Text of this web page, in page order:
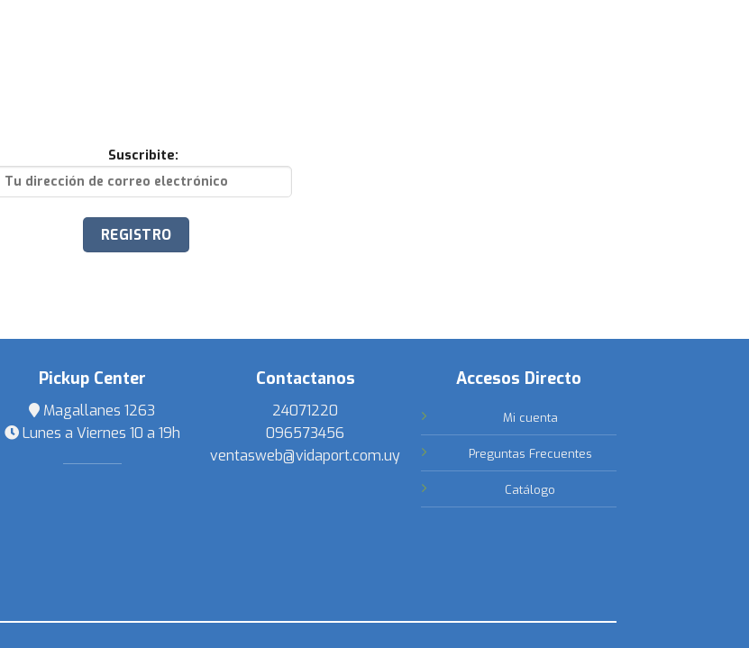
Suscribite:
Pickup Center
Magallanes 1263
Lunes a Viernes 10 a 19h
Contactanos
24071220
096573456
ventasweb@vidaport.com.uy
Accesos Directo
Mi cuenta
Preguntas Frecuentes
Catálogo